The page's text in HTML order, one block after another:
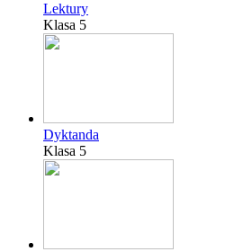
Lektury
Klasa 5
Dyktanda
Klasa 5